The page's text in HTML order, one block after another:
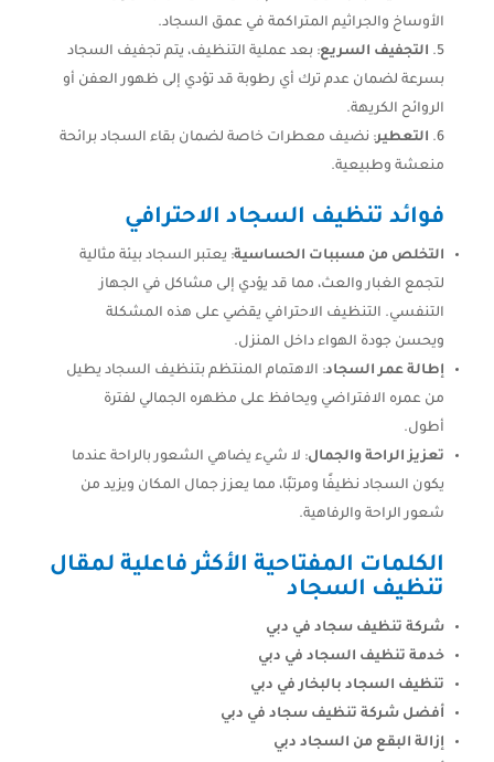
الأوساخ والجراثيم المتراكمة في عمق السجاد.
التجفيف السريع: بعد عملية التنظيف، يتم تجفيف السجاد
بسرعة لضمان عدم ترك أي رطوبة قد تؤدي إلى ظهور العفن أو
الروائح الكريهة.
التعطير: نضيف معطرات خاصة لضمان بقاء السجاد برائحة
منعشة وطبيعية.
فوائد تنظيف السجاد الاحترافي
التخلص من مسببات الحساسية: يعتبر السجاد بيئة مثالية
لتجمع الغبار والعث، مما قد يؤدي إلى مشاكل في الجهاز
التنفسي. التنظيف الاحترافي يقضي على هذه المشكلة
ويحسن جودة الهواء داخل المنزل.
إطالة عمر السجاد: الاهتمام المنتظم بتنظيف السجاد يطيل
من عمره الافتراضي ويحافظ على مظهره الجمالي لفترة
أطول.
تعزيز الراحة والجمال: لا شيء يضاهي الشعور بالراحة عندما
يكون السجاد نظيفًا ومرتبًا، مما يعزز جمال المكان ويزيد من
شعور الراحة والرفاهية.
الكلمات المفتاحية الأكثر فاعلية لمقال
تنظيف السجاد
شركة تنظيف سجاد في دبي
خدمة تنظيف السجاد في دبي
تنظيف السجاد بالبخار في دبي
أفضل شركة تنظيف سجاد في دبي
إزالة البقع من السجاد دبي